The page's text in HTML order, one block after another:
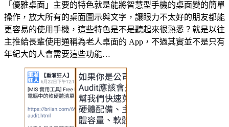
「優雅桌面」主要的特色就是能將智慧型手機的桌面變的簡單
操作，放大所有的桌面圖示與文字，讓眼力不太好的朋友都能
更容易的使用手機，這些特色是不是聽起來很熟悉？就是以往
主推給長輩使用通稱為老人桌面的 App，不過其實並不是只有
年紀大的人會需要這些功能…